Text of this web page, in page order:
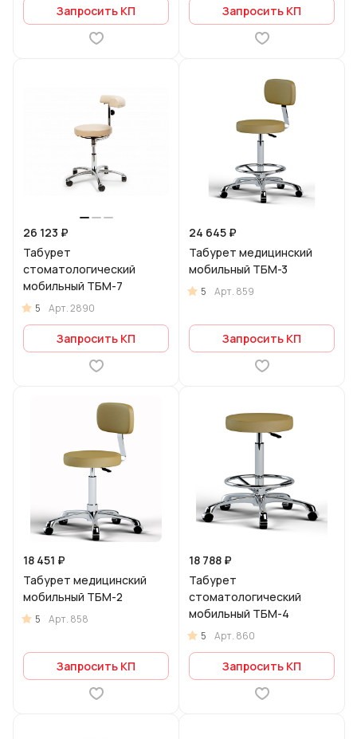
Запросить КП Запросить КП
26 123 ₽
Табурет
стоматологический
мобильный ТБМ-7
5 Арт.2890
Запросить КП
24 645 ₽
Табурет медицинский
мобильный ТБМ-3
5 Арт. 859
Запросить КП
18 451 ₽
Табурет медицинский
мобильный ТБМ-2
5 Арт. 858
Запросить КП
18 788 ₽
Табурет
стоматологический
мобильный ТБМ-4
5 Арт. 860
Запросить КП